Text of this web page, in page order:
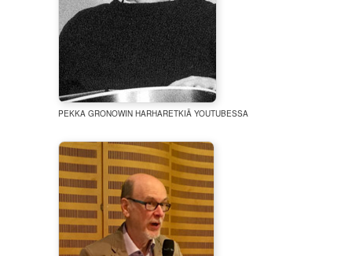
PEKKA GRONOWIN HARHARETKIÄ YOUTUBESSA